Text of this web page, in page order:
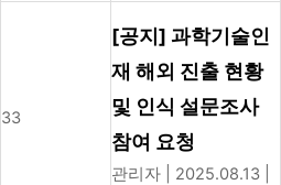
33
[공지] 과학기술인
재 해외 진출 현황
및 인식 설문조사
참여 요청
관리자 2025.08.13